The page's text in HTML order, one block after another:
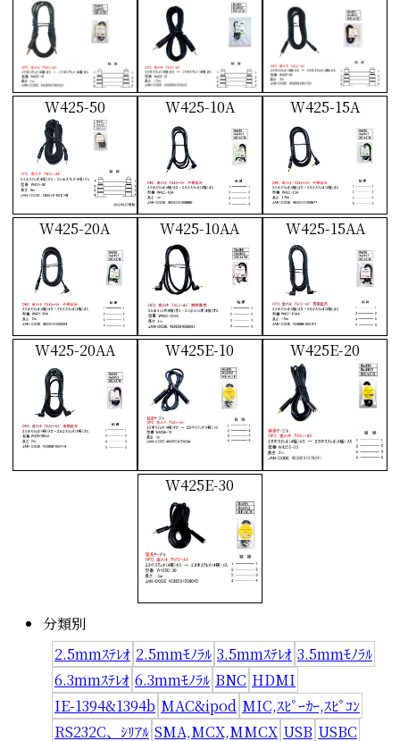
W425-50 W425-10A W425-15A
W425-20A W425-10AA W425-15AA
W425-20AA W425E-10 W425E-20
W425E-30
分類別
2.5mmｽﾃﾚｵ 2.5mmﾓﾉﾗﾙ 3.5mmｽﾃﾚｵ 3.5mmﾓﾉﾗﾙ
6.3mmｽﾃﾚｵ 6.3mmﾓﾉﾗﾙ BNC HDMI
IE-1394&1394b MAC&ipod MIC,ｽﾋﾟｰｶｰ,ｽﾋﾟｺﾝ
RS232C、ｼﾘｱﾙ SMA,MCX,MMCX USB USBC